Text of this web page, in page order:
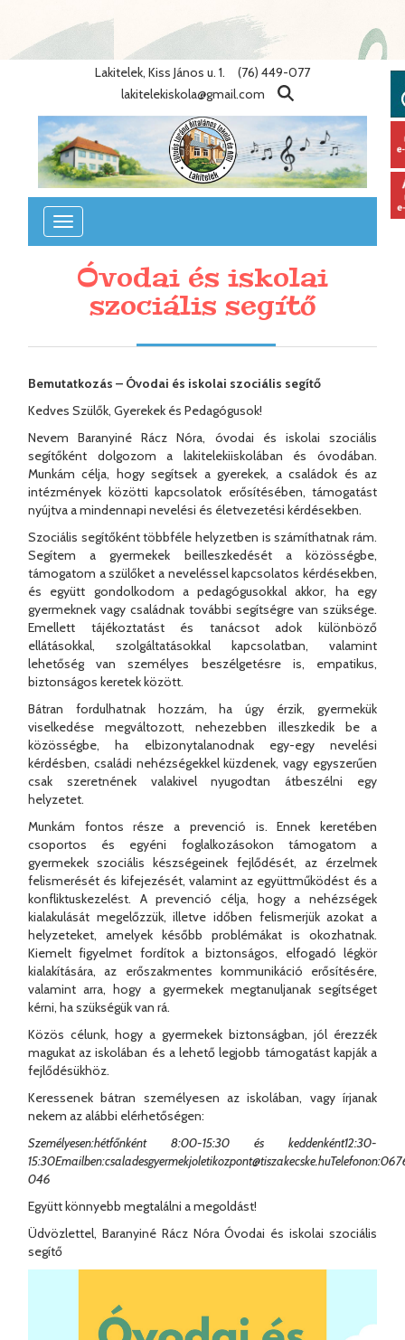
: Undefined variable $lang_id in
/home/eotvosiskola/public_html/lib/nyelvek.php
on line86
Lakitelek, Kiss János u. 1.
(76) 449-077
lakitelekiskola@gmail.com
Toggle
navigation
Óvodai és iskolai
szociális segítő
Bemutatkozás – Óvodai és iskolai szociális segítő
Kedves Szülők, Gyerekek és Pedagógusok!
Nevem Baranyiné Rácz Nóra, óvodai és iskolai szociális
segítőként dolgozom a lakitelekiiskolában és óvodában.
Munkám célja, hogy segítsek a gyerekek, a családok és az
intézmények közötti kapcsolatok erősítésében, támogatást
nyújtva a mindennapi nevelési és életvezetési kérdésekben.
Szociális segítőként többféle helyzetben is számíthatnak rám.
Segítem a gyermekek beilleszkedését a közösségbe,
támogatom a szülőket a neveléssel kapcsolatos kérdésekben,
és együtt gondolkodom a pedagógusokkal akkor, ha egy
gyermeknek vagy családnak további segítségre van szüksége.
Emellett tájékoztatást és tanácsot adok különböző
ellátásokkal, szolgáltatásokkal kapcsolatban, valamint
lehetőség van személyes beszélgetésre is, empatikus,
biztonságos keretek között.
Bátran fordulhatnak hozzám, ha úgy érzik, gyermekük
viselkedése megváltozott, nehezebben illeszkedik be a
közösségbe, ha elbizonytalanodnak egy-egy nevelési
kérdésben, családi nehézségekkel küzdenek, vagy egyszerűen
csak szeretnének valakivel nyugodtan átbeszélni egy
helyzetet.
Munkám fontos része a prevenció is. Ennek keretében
csoportos és egyéni foglalkozásokon támogatom a
gyermekek szociális készségeinek fejlődését, az érzelmek
felismerését és kifejezését, valamint az együttműködést és a
konfliktuskezelést. A prevenció célja, hogy a nehézségek
kialakulását megelőzzük, illetve időben felismerjük azokat a
helyzeteket, amelyek később problémákat is okozhatnak.
Kiemelt figyelmet fordítok a biztonságos, elfogadó légkör
kialakítására, az erőszakmentes kommunikáció erősítésére,
valamint arra, hogy a gyermekek megtanuljanak segítséget
kérni, ha szükségük van rá.
Közös célunk, hogy a gyermekek biztonságban, jól érezzék
magukat az iskolában és a lehető legjobb támogatást kapják a
fejlődésükhöz.
Keressenek bátran személyesen az iskolában, vagy írjanak
nekem az alábbi elérhetőségen:
Személyesen:hétfőnként 8:00-15:30 és keddenként12:30-
15:30Emailben:csaladesgyermekjoletikozpont@tiszakecske.hu
046
Együtt könnyebb megtalálni a megoldást!
Üdvözlettel, Baranyiné Rácz Nóra Óvodai és iskolai szociális
segítő